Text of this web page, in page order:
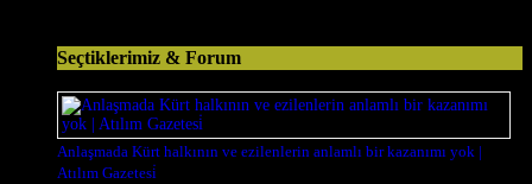
Seçtiklerimiz & Forum
Anlaşmada Kürt halkının ve ezilenlerin anlamlı bir kazanımı yok |
Atılım Gazetesi̇